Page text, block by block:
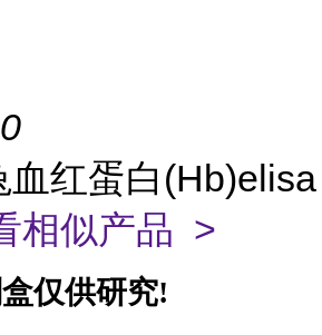
血红蛋白(Hb)elisa
相似产品 >
仅供研究!